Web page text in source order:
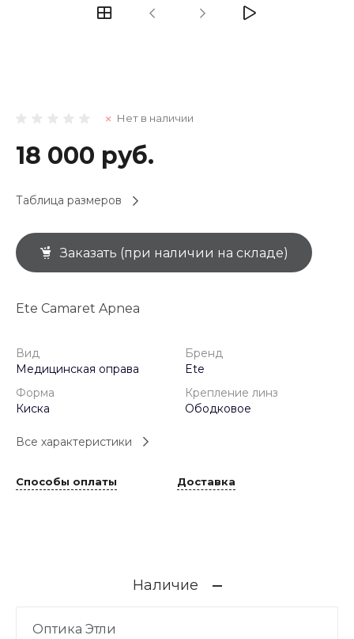
Нет в наличии
18 000 руб.
Таблица размеров
Заказать (при наличии на складе)
Ete Camaret Apnea
Вид
Медицинская оправа
Бренд
Ete
Форма
Киска
Крепление линз
Ободковое
Все характеристики
Способы оплаты Доставка
Наличие
Оптика Этли